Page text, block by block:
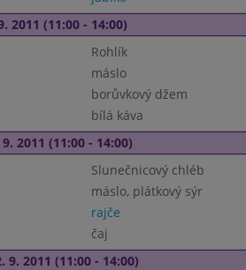
2011 (11:00 - 14:00)
Rohlík
máslo
borůvkový džem
bílá káva
2011 (11:00 - 14:00)
Slunečnicový chléb
máslo, plátkový sýr
rajče
čaj
9. 2011 (11:00 - 14:00)